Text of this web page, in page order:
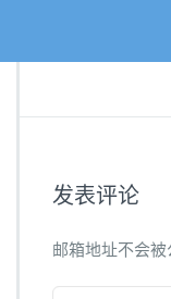
发表评论
邮箱地址不会被